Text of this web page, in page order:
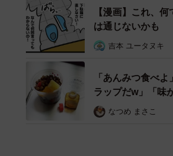
【漫画】これ、
は通じないかも
吉本 ユータヌキ
「あんみつ食べ
ラップだw」「味
なつめ まさこ